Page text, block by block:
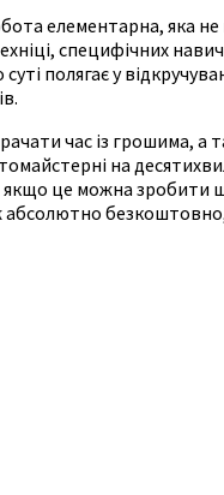
елементарна, яка не
специфічних
полягає у
час із грошима, а
на
якщо це можна зробити
абсолютно